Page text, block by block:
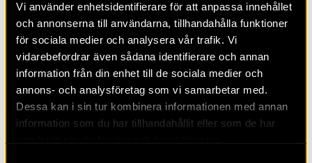
Vi använder enhetsidentifierare för att anpassa innehållet
och annonserna till användarna, tillhandahålla funktioner
för sociala medier och analysera vår trafik. Vi
vidarebefordrar även sådana identifierare och annan
information från din enhet till de sociala medier och
annons- och analysföretag som vi samarbetar med.
Dessa kan i sin tur kombinera informationen med annan
information som du har tillhandahållit eller som de har
Ramshäll